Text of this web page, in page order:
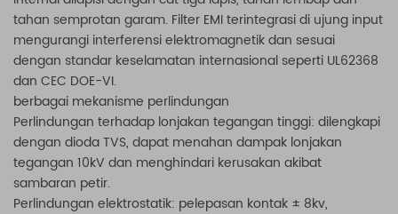
tahan semprotan garam. Filter EMI terintegrasi di ujung input
mengurangi interferensi elektromagnetik dan sesuai
dengan standar keselamatan internasional seperti UL62368
dan CEC DOE-VI.
berbagai mekanisme perlindungan
Perlindungan terhadap lonjakan tegangan tinggi: dilengkapi
dengan dioda TVS, dapat menahan dampak lonjakan
tegangan 10kV dan menghindari kerusakan akibat
sambaran petir.
Perlindungan elektrostatik: pelepasan kontak ± 8kv,